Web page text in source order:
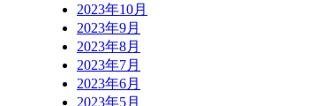
2023年10月
2023年9月
2023年8月
2023年7月
2023年6月
2023年5月